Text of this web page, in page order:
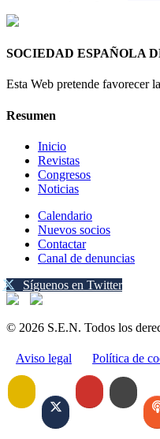
SOCIEDAD ESPAÑOLA
Esta Web pretende favorecer
Resumen
Inicio
Revistas
Congresos
Noticias
Calendario
Nuevos socios
Contactar
Canal de denuncias
Síguenos en Twitter
© 2026 S.E.N. Todos los
Aviso legal Política de